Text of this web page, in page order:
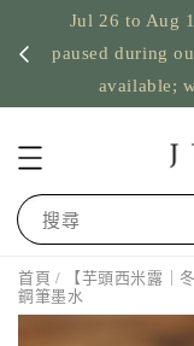
Jul 26 to Aug
paused during
available;
搜尋
首頁 / 【芋頭西米露｜
鋼筆墨水